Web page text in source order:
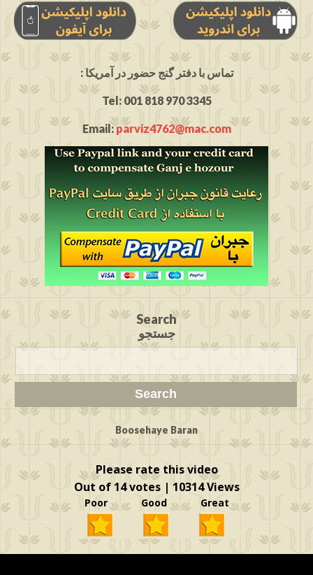
: تماس با دفتر گنج حضور در آمریکا
Tel: 001 818 970 3345
Email:parviz4762@mac.com
Search
جستجو
Boosehaye Baran
Please rate this video
Out of 14 votes | 10314 Views
Poor Good Great